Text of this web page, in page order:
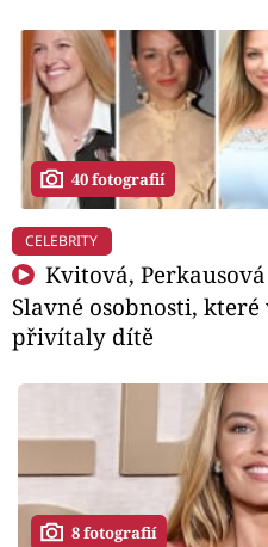
40 fotografií
CELEBRITY
Kvitová,
Slavné osobnosti, které
přivítaly dítě
8 fotografií